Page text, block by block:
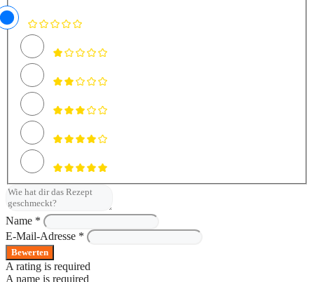
Name *
E-Mail-Adresse *
Bewerten
A rating is required
A name is required